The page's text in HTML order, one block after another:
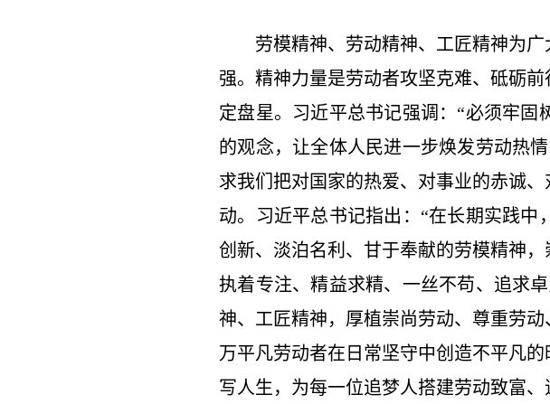
劳模精神、劳动精神、工匠精神为广
强。精神力量是劳动者攻坚克难、砥砺
定盘星。习近平总书记强调：“必须牢
的观念，让全体人民进一步焕发劳动热
求我们把对国家的热爱、对事业的赤诚
动。习近平总书记指出：“在长期实践
创新、淡泊名利、甘于奉献的劳模精神
执着专注、精益求精、一丝不苟、追求
神、工匠精神，厚植崇尚劳动、尊重劳
万平凡劳动者在日常坚守中创造不平凡
写人生，为每一位追梦人搭建劳动致富